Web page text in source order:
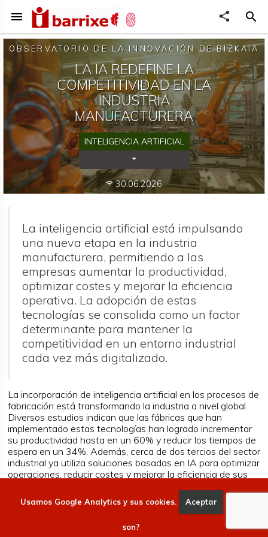
menu share search
OBSERVATORIO DE LA INNOVACIÓN DE BIZKAIA
LA IA REDEFINE LA
COMPETITIVIDAD EN LA
INDUSTRIA
MANUFACTURERA
INTELIGENCIA ARTIFICIAL
Desplegar Categorías
wifi 30.06.2026
La inteligencia artificial está impulsando
una nueva etapa en la industria
manufacturera, permitiendo a las
empresas aumentar la productividad,
optimizar costes y mejorar la eficiencia
operativa. La adopción de estas
tecnologías se consolida como un factor
determinante para mantener la
competitividad en un entorno industrial
cada vez más digitalizado.
La incorporación de inteligencia artificial en los procesos de
fabricación está transformando la industria a nivel global.
Diversos estudios indican que las fábricas que han
implementado estas tecnologías han logrado incrementar
su productividad hasta en un 60% y reducir los tiempos de
espera en un 34%. Además, cerca de dos tercios del sector
industrial ya utiliza soluciones basadas en IA para optimizar
operaciones, reducir costes y mejorar la eficiencia de sus
La automatización inteligente está modificando los criterios
tradicionales de competitividad. Más allá del coste de la
mano de obra, las empresas están centrando sus
Usamos Google Analytics y sus cookies. Aceptar
son?